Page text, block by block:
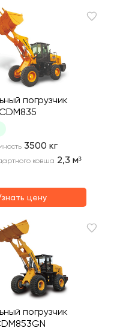
погрузчик
3500 кг
ковша 2,3 м³
цену
погрузчик